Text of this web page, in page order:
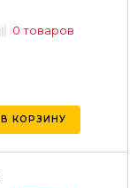
0 товаров
В КОРЗИНУ